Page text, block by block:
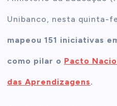
Unibanco, nesta quinta-
mapeou 151 iniciativas
como pilar o Pacto
das Aprendizagens.